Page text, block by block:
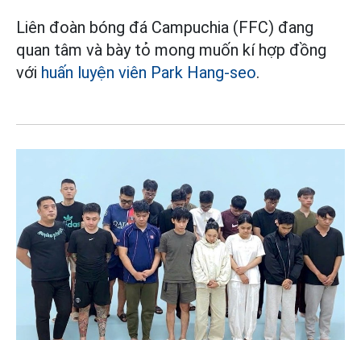
Liên đoàn bóng đá Campuchia (FFC) đang
quan tâm và bày tỏ mong muốn kí hợp đồng
với huấn luyện viên Park Hang-seo.